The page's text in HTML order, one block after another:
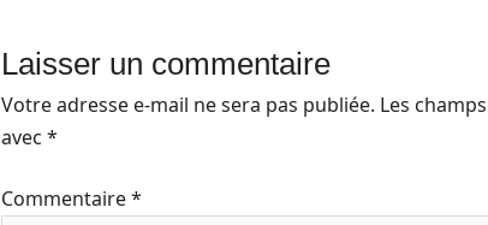
Laisser un commentaire
Votre adresse e-mail ne sera pas publiée. Les
avec *
Commentaire*